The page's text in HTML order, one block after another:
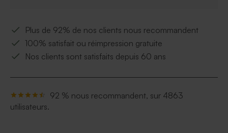
Plus de 92% de nos clients nous recommandent
100% satisfait ou réimpression gratuite
Nos clients sont satisfaits depuis 60 ans
92 % nous recommandent, sur 4863
utilisateurs.